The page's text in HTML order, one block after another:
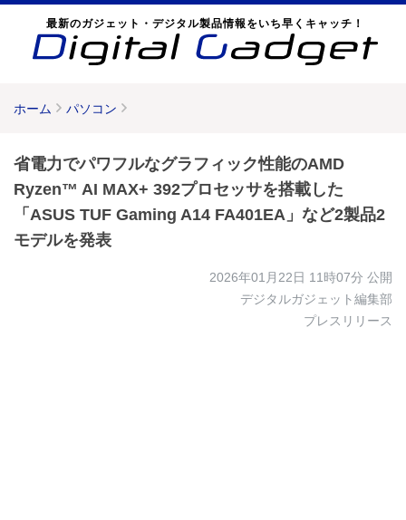
最新のガジェット・デジタル製品情報をいち早くキャッチ！
ホーム パソコン
省電力でパワフルなグラフィック性能のAMD
Ryzen™ AI MAX+ 392プロセッサを搭載した
「ASUS TUF Gaming A14 FA401EA」など2製品2
モデルを発表
2026年01月22日 11時07分 公開
デジタルガジェット編集部
プレスリリース